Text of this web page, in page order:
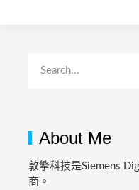
About Me
敦擎科技是Siemens
商。